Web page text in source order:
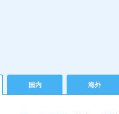
国内 海外